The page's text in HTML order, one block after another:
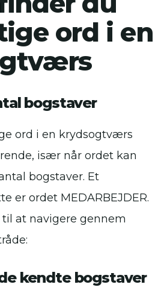
ord i en
bogstaver
ord i en krydsogtværs
især når ordet kan
bogstaver. Et
er ordet MEDARBEJDER.
at navigere gennem
kendte bogstaver